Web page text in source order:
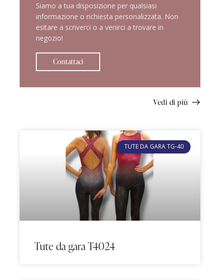
Siamo a tua disposizione per qualsiasi
informazione o richiesta personalizzata. Non
esitare a scriverci o a venirci a trovare in
negozio!
Contattaci
Vedi di più
TUTE DA GARA TG-40
Tute da gara T4024